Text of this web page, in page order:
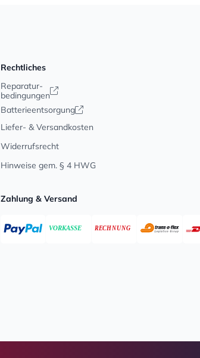
Rechtliches
Reparatur-
bedingungen
Batterieentsorgung
Liefer- & Versandkosten
Widerrufsrecht
Hinweise gem. § 4 HWG
Zahlung & Versand